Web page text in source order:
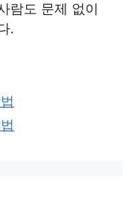
람도 문제 없이
.